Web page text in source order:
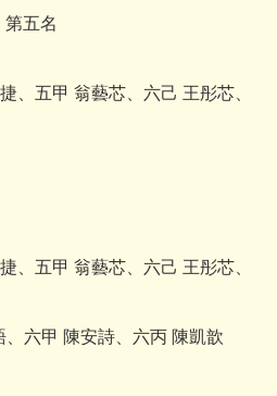
第五名
、五甲 翁藝芯、六己 王彤芯、
、五甲 翁藝芯、六己 王彤芯、
六甲 陳安詩、六丙 陳凱歆